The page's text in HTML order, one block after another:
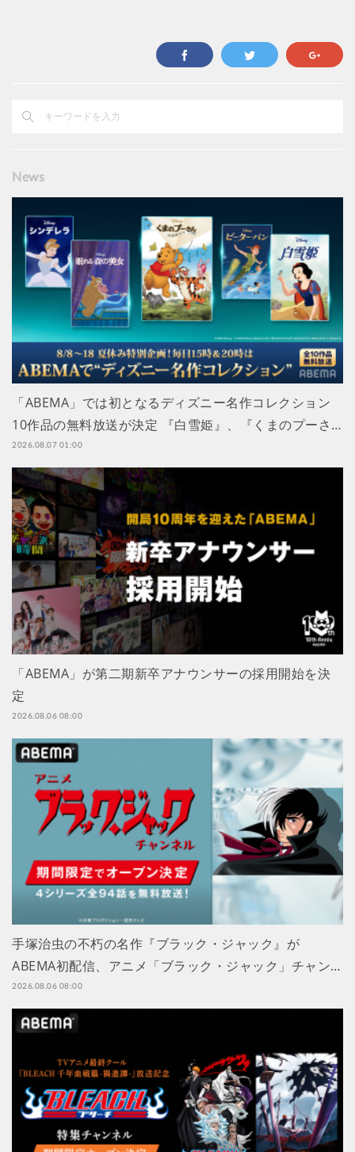
News
「ABEMA」では初となるディズニー名作コレクション
10作品の無料放送が決定 『白雪姫』、『くまのプーさ…
2026.08.07 01:00
「ABEMA」が第二期新卒アナウンサーの採用開始を決
定
2026.08.06 08:00
手塚治虫の不朽の名作『ブラック・ジャック』が
ABEMA初配信、アニメ「ブラック・ジャック」チャン…
2026.08.06 08:00